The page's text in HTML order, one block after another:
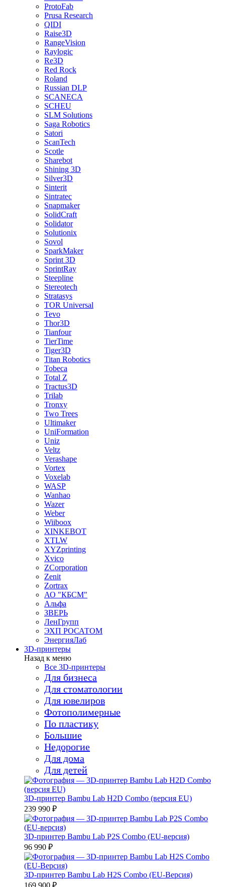
ProtoFab
Prusa Research
QIDI
Raise3D
RangeVision
Raylogic
Re3D
Red Rock
Roland
Russian DLP
SCANECA
SCHEU
SLM Solutions
Saga Robotics
Satori
ScanTech
Scotle
Sharebot
Shining 3D
Silver3D
Sinterit
Sintratec
Snapmaker
SolidCraft
Solidator
Solutionix
Sovol
SparkMaker
Sprint 3D
SprintRay
Steepline
Stereotech
Stratasys
TOR Universal
Tevo
Thor3D
Tianfour
TierTime
Tiger3D
Titan Robotics
Tobeca
Total Z
Tractus3D
Trilab
Tronxy
Two Trees
Ultimaker
UniFormation
Uniz
Veltz
Verashape
Vortex
Voxelab
WASP
Wanhao
Wazer
Weber
Wiiboox
XINKEBOT
XTLW
XYZprinting
Xvico
ZCorporation
Zenit
Zortrax
АО "КБСМ"
Альфа
ЗВЕРЬ
ЛенГрупп
ЭХП РОСАТОМ
ЭнергияЛаб
3D-принтеры
Назад к меню
Все 3D-принтеры
Для бизнеса
Для стоматологии
Для ювелиров
Фотополимерные
По пластику
Большие
Недорогие
Для дома
Для детей
3D-принтер Bambu Lab H2D Combo (версия EU)
239 990 ₽
3D-принтер Bambu Lab P2S Combo (EU-версия)
96 990 ₽
3D-принтер Bambu Lab H2S Combo (EU-Версия)
169 900 ₽